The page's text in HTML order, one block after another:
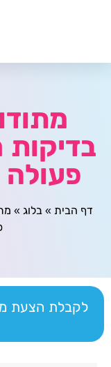
בדיקות
פעולה
דף הבית » בלוג »
לקבלת הצעת